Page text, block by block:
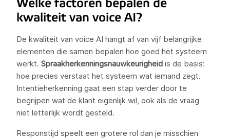
Welke factoren bepalen de
kwaliteit van voice AI?
De kwaliteit van voice AI hangt af van vijf belangrijke
elementen die samen bepalen hoe goed het systeem
werkt. Spraakherkenningsnauwkeurigheid is de basis:
hoe precies verstaat het systeem wat iemand zegt.
Intentieherkenning gaat een stap verder door te
begrijpen wat de klant eigenlijk wil, ook als de vraag
niet letterlijk wordt gesteld.
Responstijd speelt een grotere rol dan je misschien